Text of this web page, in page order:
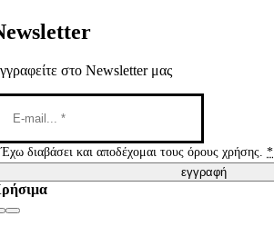
στο Newsletter μας
Έχω διαβάσει και αποδέχομαι τους όρους χρήσης.*
εγγραφή